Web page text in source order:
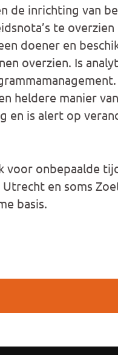
de inrichting van
te
doener en
overzien. Is
heldere manier
en is alert op
voor onbepaalde
en soms
basis.